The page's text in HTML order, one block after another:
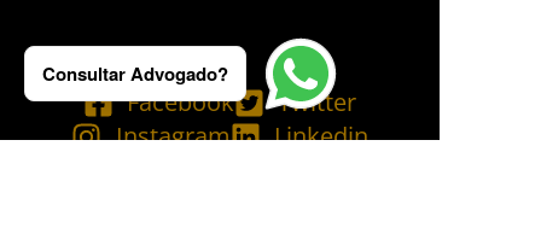
Facebook
Twitter
Instagram
Linkedin
Consultar Advogado?